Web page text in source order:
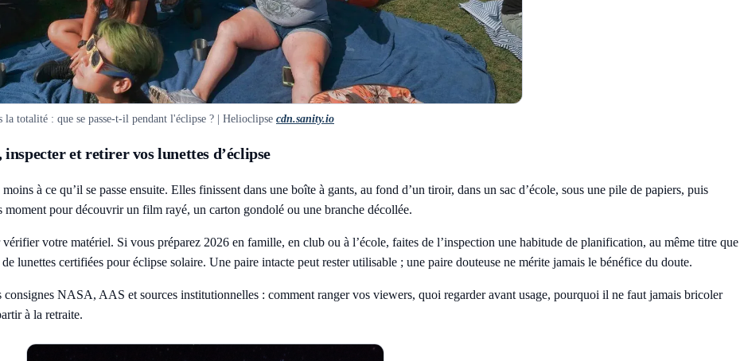
la totalité : que se passe-t-il pendant l'éclipse ? | Helioclipse cdn.sanity.io
et retirer vos lunettes d’éclipse
à ce qu’il se passe ensuite. Elles finissent dans une boîte à gants, au fond d’un tiroir, dans un sac d’école, sous une pile de papiers, puis
moment pour découvrir un film rayé, un carton gondolé ou une branche décollée.
votre matériel. Si vous préparez 2026 en famille, en club ou à l’école, faites de l’inspection une habitude de planification, au même titre que
lunettes certifiées pour éclipse solaire. Une paire intacte peut rester utilisable ; une paire douteuse ne mérite jamais le bénéfice du doute.
consignes NASA, AAS et sources institutionnelles : comment ranger vos viewers, quoi regarder avant usage, pourquoi il ne faut jamais bricoler
à la retraite.